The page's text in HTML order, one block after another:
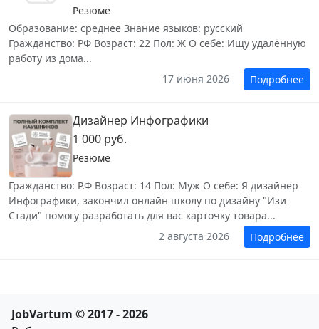
Резюме
Образование: среднее Знание языков: русский
Гражданство: РФ Возраст: 22 Пол: Ж О себе: Ищу удалённую
работу из дома...
17 июня 2026
Подробнее
Дизайнер Инфографики
1 000 руб.
Резюме
Гражданство: Р.Ф Возраст: 14 Пол: Муж О себе: Я дизайнер
Инфографики, закончил онлайн школу по дизайну "Изи
Стади" помогу разработать для вас карточку товара...
2 августа 2026
Подробнее
JobVartum © 2017 - 2026